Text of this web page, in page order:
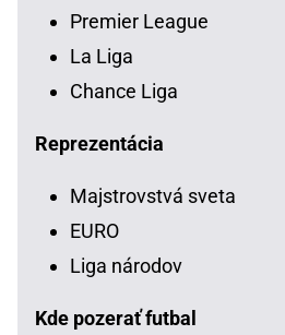
Premier League
La Liga
Chance Liga
Reprezentácia
Majstrovstvá sveta
EURO
Liga národov
Kde pozerať futbal